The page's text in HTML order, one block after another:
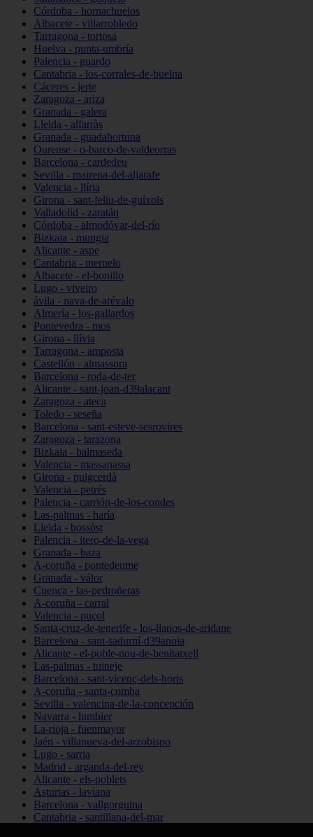
Córdoba - hornachuelos
Albacete - villarrobledo
Tarragona - tortosa
Huelva - punta-umbría
Palencia - guardo
Cantabria - los-corrales-de-buelna
Cáceres - jerte
Zaragoza - ariza
Granada - galera
Lleida - alfarràs
Granada - guadahortuna
Ourense - o-barco-de-valdeorras
Barcelona - cardedeu
Sevilla - mairena-del-aljarafe
Valencia - llíria
Girona - sant-feliu-de-guíxols
Valladolid - zaratán
Córdoba - almodóvar-del-río
Bizkaia - mungia
Alicante - aspe
Cantabria - meruelo
Albacete - el-bonillo
Lugo - viveiro
ávila - nava-de-arévalo
Almería - los-gallardos
Pontevedra - mos
Girona - llívia
Tarragona - amposta
Castellón - almassora
Barcelona - roda-de-ter
Alicante - sant-joan-d39alacant
Zaragoza - ateca
Toledo - seseña
Barcelona - sant-esteve-sesrovires
Zaragoza - tarazona
Bizkaia - balmaseda
Valencia - massanassa
Girona - puigcerdà
Valencia - petrés
Palencia - carrión-de-los-condes
Las-palmas - haría
Lleida - bossòst
Palencia - itero-de-la-vega
Granada - baza
A-coruña - pontedeume
Granada - válor
Cuenca - las-pedroñeras
A-coruña - carral
Valencia - puçol
Santa-cruz-de-tenerife - los-llanos-de-aridane
Barcelona - sant-sadurní-d39anoia
Alicante - el-poble-nou-de-benitatxell
Las-palmas - tuineje
Barcelona - sant-vicenç-dels-horts
A-coruña - santa-comba
Sevilla - valencina-de-la-concepción
Navarra - lumbier
La-rioja - fuenmayor
Jaén - villanueva-del-arzobispo
Lugo - sarria
Madrid - arganda-del-rey
Alicante - els-poblets
Asturias - laviana
Barcelona - vallgorguina
Cantabria - santillana-del-mar